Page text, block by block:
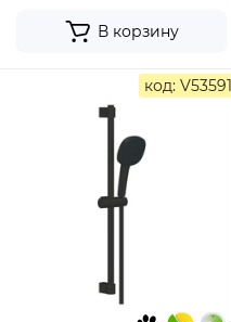
В корзину
код: V53591